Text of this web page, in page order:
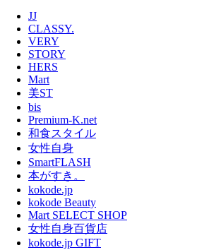
JJ
CLASSY.
VERY
STORY
HERS
Mart
美ST
bis
Premium-K.net
和食スタイル
女性自身
SmartFLASH
本がすき。
kokode.jp
kokode Beauty
Mart SELECT SHOP
女性自身百貨店
kokode.jp GIFT